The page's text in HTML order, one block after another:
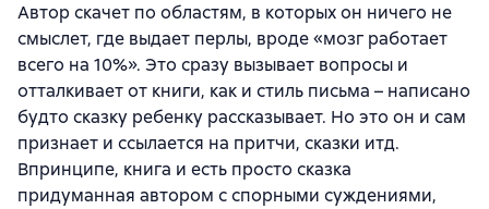
Автор скачет по областям, в которых он ничего не
смыслет, где выдает перлы, вроде «мозг работает
всего на 10%». Это сразу вызывает вопросы и
отталкивает от книги, как и стиль письма – написано
будто сказку ребенку рассказывает. Но это он и сам
признает и ссылается на притчи, сказки итд.
Впринципе, книга и есть просто сказка
придуманная автором с спорными суждениями,